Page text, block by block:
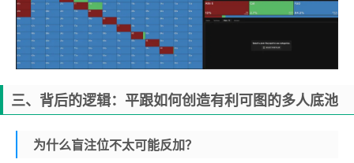
三、背后的逻辑：平跟如何创造有利可图的多人底池
为什么盲注位不太可能反加？